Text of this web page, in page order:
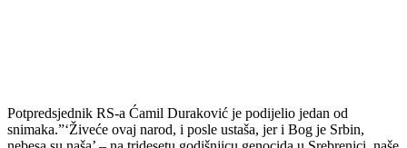
Potpredsjednik RS-a Ćamil Duraković je podijelio jedan od
snimaka.”‘Živeće ovaj narod, i posle ustaša, jer i Bog je Srbin,